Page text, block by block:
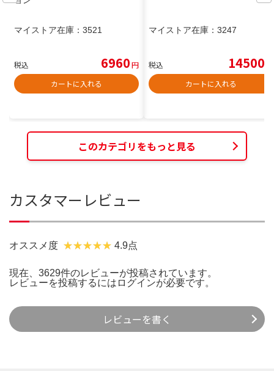
マイストア在庫： 3521
税込 6960円
カートに入れる
マイストア在庫： 3247
税込 14500
カートに入れる
このカテゴリをもっと見る
カスタマーレビュー
オススメ度 4.9点
現在、3629件のレビューが投稿されています。
レビューを投稿するには ログインが必要です。
レビューを書く